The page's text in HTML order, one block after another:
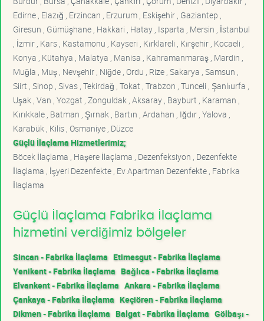
Edirne , Elazığ , Erzincan , Erzurum , Eskişehir , Gaziantep ,
Giresun , Gümüşhane , Hakkari , Hatay , Isparta , Mersin , İstanbul
, İzmir , Kars , Kastamonu , Kayseri , Kırklareli , Kırşehir , Kocaeli ,
Konya , Kütahya , Malatya , Manisa , Kahramanmaraş , Mardin ,
Muğla , Muş , Nevşehir , Niğde , Ordu , Rize , Sakarya , Samsun ,
Siirt , Sinop , Sivas , Tekirdağ , Tokat , Trabzon , Tunceli , Şanlıurfa ,
Uşak , Van , Yozgat , Zonguldak , Aksaray , Bayburt , Karaman ,
Kırıkkale , Batman , Şırnak , Bartın , Ardahan , Iğdır , Yalova ,
Karabük , Kilis , Osmaniye , Düzce
Güçlü İlaçlama Hizmetlerimiz;
Böcek İlaçlama , Haşere İlaçlama , Dezenfeksiyon , Dezenfekte
İlaçlama , İşyeri Dezenfekte , Ev Apartman Dezenfekte , Fabrika
İlaçlama
Güçlü İlaçlama Fabrika İlaçlama
hizmetini verdiğimiz bölgeler
Sincan - Fabrika İlaçlama Etimesgut - Fabrika İlaçlama
Yenikent - Fabrika İlaçlama Bağlıca - Fabrika İlaçlama
Elvankent - Fabrika İlaçlama Ankara - Fabrika İlaçlama
Çankaya - Fabrika İlaçlama Keçiören - Fabrika İlaçlama
Dikmen - Fabrika İlaçlama Balgat - Fabrika İlaçlama Gölbaşı -